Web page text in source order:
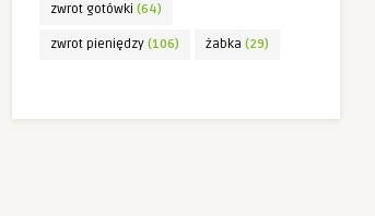
zwrot gotówki (64)
zwrot pieniędzy (106) żabka (29)